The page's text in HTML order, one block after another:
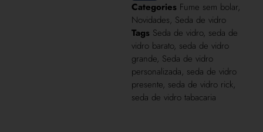
Categories Fume sem bolar,
Novidades, Seda de vidro
Tags Seda de vidro, seda de
vidro barato, seda de vidro
grande, Seda de vidro
personalizada, seda de vidro
presente, seda de vidro rick,
seda de vidro tabacaria